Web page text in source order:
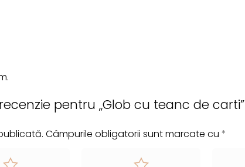
pentru „Glob cu teanc de carti”
Câmpurile obligatorii sunt marcate cu *